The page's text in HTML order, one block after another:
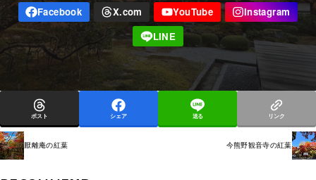
ポスト シェア 送る リンク
厭離庵の紅葉 今熊野観音寺の紅葉